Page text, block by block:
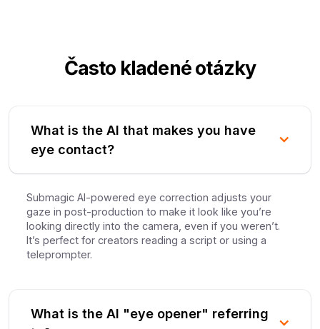
Často kladené otázky
What is the AI that makes you have
eye contact?
Submagic AI-powered eye correction adjusts your
gaze in post-production to make it look like you’re
looking directly into the camera, even if you weren’t.
It’s perfect for creators reading a script or using a
teleprompter.
What is the AI "eye opener" referring